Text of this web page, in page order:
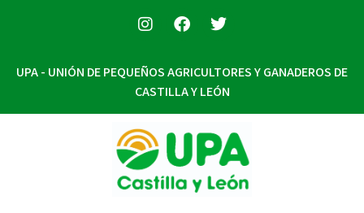
UPA - UNIÓN DE PEQUEÑOS AGRICULTORES Y GANADEROS DE
CASTILLA Y LEÓN